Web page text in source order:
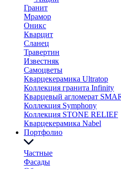
Гранит
Мрамор
Оникс
Кварцит
Сланец
Травертин
Известняк
Самоцветы
Кварцекерамика Ultratop
Коллекция гранита Infinity
Кварцевый агломерат
Коллекция Symphony
Коллекция STONE RELIEF
Кварцекерамика Nabel
Портфолио
Частные
Фасады